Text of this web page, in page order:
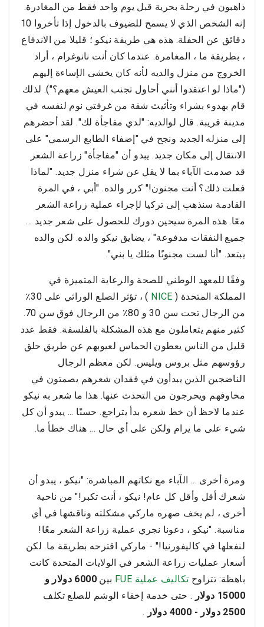
ذاهبون في رحلة بحرية قبل يوم واحد فقط من المغادرة.
إنه الشخص الذي لا يسمح للضيوف بالدخول إذا تأخروا 10
دقائق عن الحفلة. هذه هي طريقة نيكو ؛ قليلا من الاندفاع
، بطريقة ما ، المغامرة. عندما كان أنت نانوغرام ، أراد
الخروج من منزل والديه لأنه كان يخشى الإساءة إليهم
("ماذا لو اعتقدوا أنني أحاول تجنب العيش معهم؟"). لذلك
قام بهدوء بشراء وتأثيث شقة من غرفتي نوم لنفسه في
مدينة قريبة. قال لوالديه: "لدي مفاجأة لك". لقد أحضرهم
إلى منزله الجديد ونجح في "إضفاء الطابع الرسمي" على
الانتقال إلى مكان جديد. يبدو أن "مفاجأة" زراعة الشعر
قد صدمت الآباء بما لا يقل عن شراء منزل جديد. "لماذا
فعلت ذلك؟ أنت مجنون!" كرر والده. "أبي ، في المرة
القادمة سنذهب إلى تركيا لإجراء عملية زراعة الشعر
معًا. هذه المرة سيحين دورك للحصول على شعر جديد ...
جميع النفقات مدفوعة" ، يضايق نيكو والده. لكن والده
يبتعد. "أنا لست مجنونًا مثلك يا بني".
وفقًا للمعهد الوطني للصحة والرعاية المتميزة في
المملكة المتحدة ( NICE
) ، تؤثر الصلع الوراثي على 30٪
من الرجال تحت سن 30 و 80٪ من الرجال فوق سن 70.
كثير منهم يتعاملون مع هذه المشكلة بالفلسفة. فقط عدد
قليل من الناس يعطون الحماس لعيوبهم عن طريق حلق
رؤوسهم مثل بروس ويليس. لكن معظم الرجال
الناضجين الذين يبدأون في فقدان شعرهم يصمتون في
مخاوفهم ويحرجون من التحدث عنها. هذا ما شعر به نيكو
عندما لاحظ أن خط شعره بدأ يتراجع. حسنًا ... يبدو أن كل
شيء على ما يرام ولكن على أي حال ... هناك خطأ ما.
ومرة أخرى ... الآباء مع نكاتهم المباشرة: "نيكو ، يبدو أن
شعرك أقل وأقل كل عام! نيكو ، أنت تكبر!" من ناحية
أخرى ، لم يخف صهره ماركي مشكلته وناقشها في أي
مناسبة. "نيكو ، دعونا نجري عملية زراعة الشعر معًا!
لنفعلها في كاليفورنيا!" - ماركي اقترحه بطريقة ما. لكن
أسعار عمليات زراعة الشعر في الولايات المتحدة كانت
باهظة: تتراوح تكاليف عملية FUE بين
6000 دولار و
15000 دولار
. حتى خدمة إخفاء الوشم للصلع تكلف
2500 دولار - 4000 دولار
.